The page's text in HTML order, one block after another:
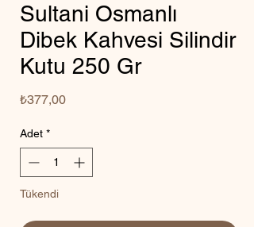
Sultani Osmanlı
Dibek Kahvesi Silindir
Kutu 250 Gr
₺377,00Fiyat
Adet *
Tükendi